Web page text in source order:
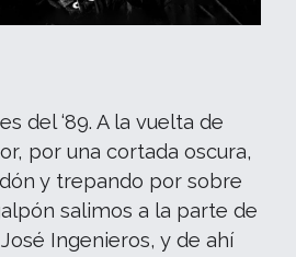
del ‘89. A la vuelta de
por una cortada oscura,
y trepando por sobre
salimos a la parte de
Ingenieros, y de ahí